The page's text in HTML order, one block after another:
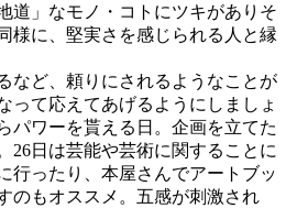
道」なモノ・コトにツキがありそ
様に、堅実さを感じられる人と縁
など、頼りにされるようなことが
って応えてあげるようにしましょ
パワーを貰える日。企画を立てた
26日は芸能や芸術に関することに
行ったり、本屋さんでアートブッ
のもオススメ。五感が刺激され